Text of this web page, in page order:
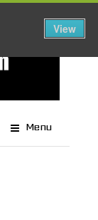
Menu
View